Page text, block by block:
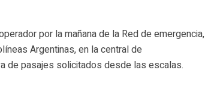
por la mañana de la Red de emergencia,
Argentinas, en la central de
de pasajes solicitados desde las escalas.